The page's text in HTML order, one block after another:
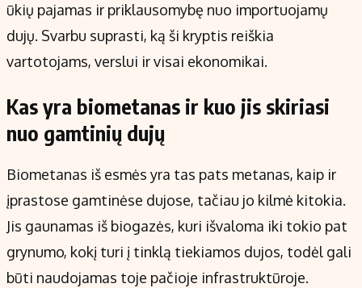
ūkių pajamas ir priklausomybę nuo importuojamų
dujų. Svarbu suprasti, ką ši kryptis reiškia
vartotojams, verslui ir visai ekonomikai.
Kas yra biometanas ir kuo jis skiriasi
nuo gamtinių dujų
Biometanas iš esmės yra tas pats metanas, kaip ir
įprastose gamtinėse dujose, tačiau jo kilmė kitokia.
Jis gaunamas iš biogazės, kuri išvaloma iki tokio pat
grynumo, kokį turi į tinklą tiekiamos dujos, todėl gali
būti naudojamas toje pačioje infrastruktūroje.